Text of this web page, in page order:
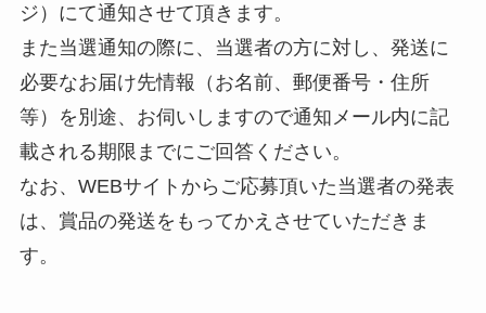
ジ）にて通知させて頂きます。
また当選通知の際に、当選者の方に対し、発送に
必要なお届け先情報（お名前、郵便番号・住所
等）を別途、お伺いしますので通知メール内に記
載される期限までにご回答ください。
なお、WEBサイトからご応募頂いた当選者の発表
は、賞品の発送をもってかえさせていただきま
す。